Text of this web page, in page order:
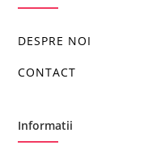
DESPRE NOI
CONTACT
Informatii